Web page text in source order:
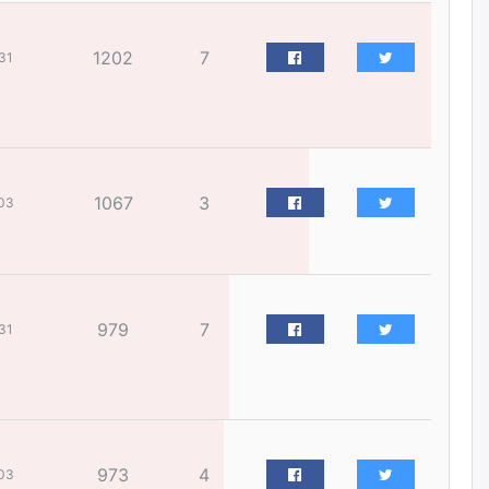
шалгуулж, торны цаана
суулгана гэх мэтээр дарамталдаг
Д.Амарбаясгалан:
улсаас авдаг хараат байдлаа
зогсоож, Арабын орнуудаас
нийлүүлэх ажлыг сэргээх
Худалдагч Н.Амарзаяа:
Дэлгүүрийн 32 хуудастай
АИ-92 шатахууны нийлүүлэлт
тасралтгүй үргэлжилж байна
1202 7
1067 3
979 7
973 4